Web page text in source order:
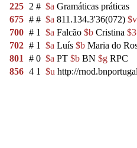
225 2 # $a Gramáticas práticas
675 # # $a 811.134.3'36(072) $v
700 # 1 $a Falcão $b Cristina $3
702 # 1 $a Luís $b Maria do
801
# 0 $a PT $b BN $g RPC
856 4 1 $u http://